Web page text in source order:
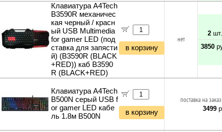
Клавиатура A4Tech
B3590R механичес
кая черный / красн
ый USB Multimedia
for gamer LED (под
ставка для запясти
й) (B3590R (BLACK
+RED)) каб B3590
R (BLACK+RED)
в корзину
нет
2шт.
3850
Клавиатура A4Tech
B500N серый USB f
or gamer LED кабе
ль 1.8м B500N
в корзину
поставка на
3499